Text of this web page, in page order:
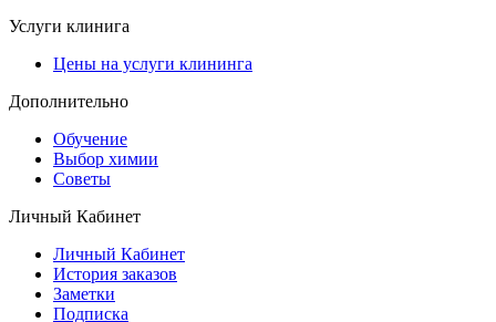
Услуги клинига
Цены на услуги клининга
Дополнительно
Обучение
Выбор химии
Советы
Личный Кабинет
Личный Кабинет
История заказов
Заметки
Подписка